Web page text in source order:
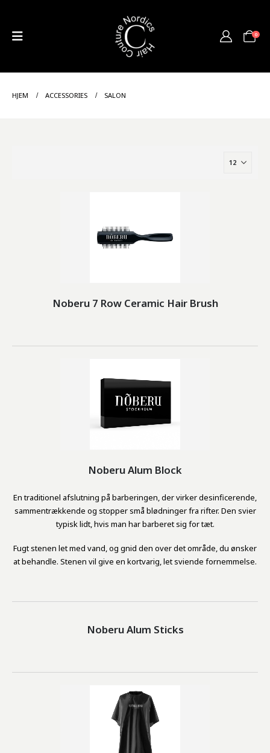
0
HJEM ACCESSORIES SALON
Noberu 7 Row Ceramic Hair Brush
Noberu Alum Block
En traditionel afslutning på barberingen, der virker desinficerende,
sammentrækkende og stopper små blødninger fra rifter. Den svier
typisk lidt, hvis man har barberet sig for tæt.
Fugt stenen let med vand, og gnid den over det område, du ønsker
at behandle. Stenen vil give en kortvarig, let sviende fornemmelse.
Noberu Alum Sticks